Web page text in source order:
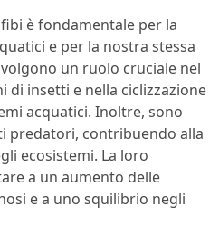
è fondamentale per la
e per la nostra stessa
un ruolo cruciale nel
di insetti e nella ciclizzazione
acquatici. Inoltre, sono
predatori, contribuendo alla
ecosistemi. La loro
a un aumento delle
e a uno squilibrio negli